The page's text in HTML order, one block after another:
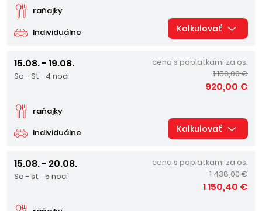
Individuálne
raňajky
Kalkulovať
15.08. - 19.08.
So - St 4 noci
Individuálne
raňajky
cena s poplatkami za os.
1 150,00 €
920,00 €
Kalkulovať
15.08. - 20.08.
So - št 5 nocí
cena s poplatkami za os.
1 438,00 €
1 150,40 €